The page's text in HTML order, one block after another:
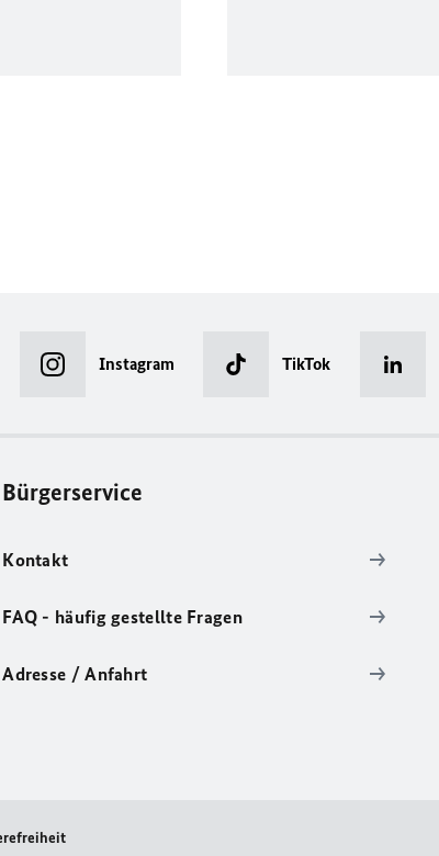
Instagram TikTok
Bürgerservice
Kontakt
FAQ - häufig gestellte Fragen
Adresse / Anfahrt